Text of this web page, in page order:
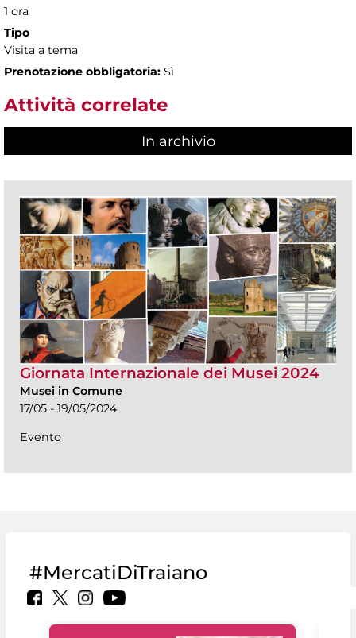
1 ora
Tipo
Visita a tema
Prenotazione obbligatoria: Sì
Attività correlate
In archivio
Giornata Internazionale dei Musei 2024
Musei in Comune
17/05 - 19/05/2024
Evento
#MercatiDiTraiano